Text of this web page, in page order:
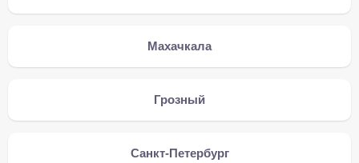
Махачкала
Грозный
Санкт-Петербург